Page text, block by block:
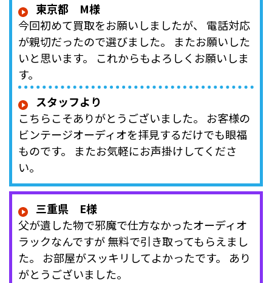
東京都 M様
今回初めて買取をお願いしましたが、 電話対応
が親切だったので選びました。 またお願いした
いと思います。 これからもよろしくお願いしま
す。
スタッフより
こちらこそありがとうございました。 お客様の
ビンテージオーディオを拝見するだけでも眼福
ものです。 またお気軽にお声掛けしてくださ
い。
三重県 E様
父が遺した物で邪魔で仕方なかったオーディオ
ラックなんですが 無料で引き取ってもらえまし
た。 お部屋がスッキリしてよかったです。 あり
がとうございました。